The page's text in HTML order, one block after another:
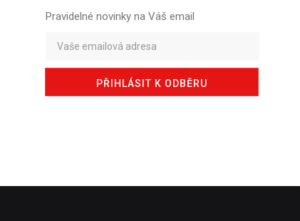
Pravidelné novinky na Váš email